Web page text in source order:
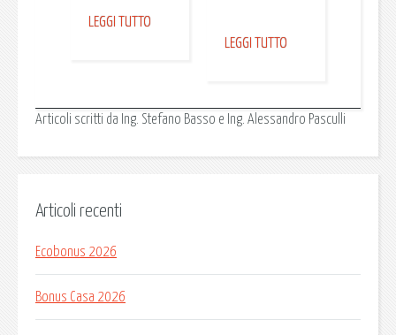
LEGGI TUTTO
LEGGI TUTTO
Articoli scritti da Ing. Stefano Basso e Ing. Alessandro Pasculli
Articoli recenti
Ecobonus 2026
Bonus Casa 2026